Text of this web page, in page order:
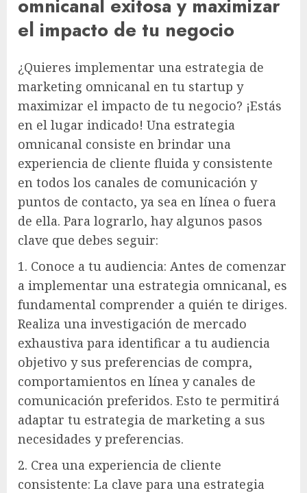
omnicanal exitosa y maximizar
el impacto de tu negocio
¿Quieres implementar una estrategia de
marketing omnicanal en tu startup y
maximizar el impacto de tu negocio? ¡Estás
en el lugar indicado! Una estrategia
omnicanal consiste en brindar una
experiencia de cliente fluida y consistente
en todos los canales de comunicación y
puntos de contacto, ya sea en línea o fuera
de ella. Para lograrlo, hay algunos pasos
clave que debes seguir:
1. Conoce a tu audiencia: Antes de comenzar
a implementar una estrategia omnicanal, es
fundamental comprender a quién te diriges.
Realiza una investigación de mercado
exhaustiva para identificar a tu audiencia
objetivo y sus preferencias de compra,
comportamientos en línea y canales de
comunicación preferidos. Esto te permitirá
adaptar tu estrategia de marketing a sus
necesidades y preferencias.
2. Crea una experiencia de cliente
consistente: La clave para una estrategia